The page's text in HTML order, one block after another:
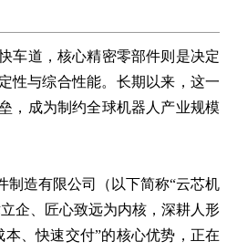
车道，核心精密零部件则是决定
性与综合性能。长期以来，这一
，成为制约全球机器人产业规模
制造有限公司（以下简称“云芯机
企、匠心致远为内核，深耕人形
、快速交付”的核心优势，正在